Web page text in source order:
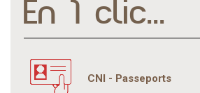
En 1 clic...
CNI - Passeports